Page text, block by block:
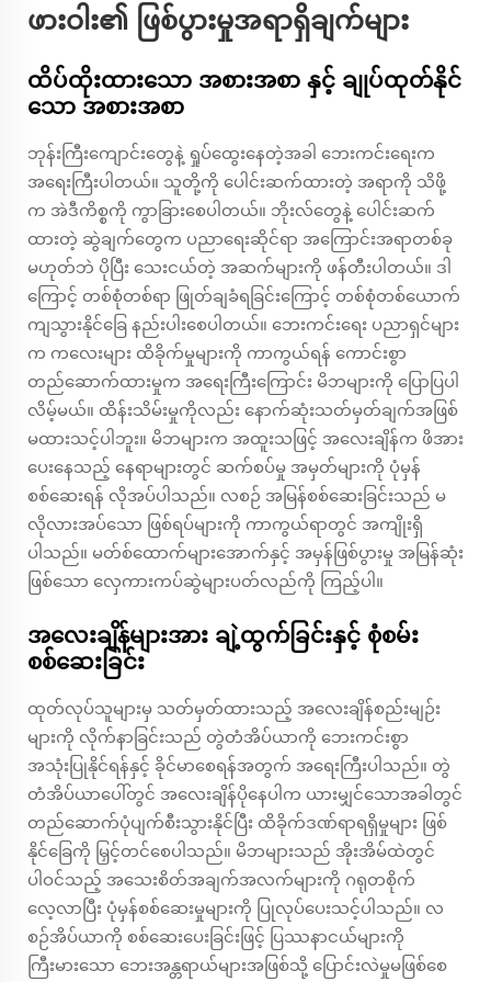
ဖားဝါး၏ ဖြစ်ပွားမှုအရာရှိချက်များ
ထိပ်ထိုးထားသော အစားအစာ နှင့် ချုပ်ထုတ်နိုင်
သော အစားအစာ
ဘုန်းကြီးကျောင်းတွေနဲ့ ရှုပ်ထွေးနေတဲ့အခါ ဘေးကင်းရေးက
အရေးကြီးပါတယ်။ သူတို့ကို ပေါင်းဆက်ထားတဲ့ အရာကို သိဖို့
က အဲဒီကိစ္စကို ကွာခြားစေပါတယ်။ ဘိုးလ်တွေနဲ့ ပေါင်းဆက်
ထားတဲ့ ဆွဲချက်တွေက ပညာရေးဆိုင်ရာ အကြောင်းအရာတစ်ခု
မဟုတ်ဘဲ ပိုပြီး သေးငယ်တဲ့ အဆက်များကို ဖန်တီးပါတယ်။ ဒါ
ကြောင့် တစ်စုံတစ်ရာ ဖြုတ်ချခံရခြင်းကြောင့် တစ်စုံတစ်ယောက်
ကျသွားနိုင်ခြေ နည်းပါးစေပါတယ်။ ဘေးကင်းရေး ပညာရှင်များ
က ကလေးများ ထိခိုက်မှုများကို ကာကွယ်ရန် ကောင်းစွာ
တည်ဆောက်ထားမှုက အရေးကြီးကြောင်း မိဘများကို ပြောပြပါ
လိမ့်မယ်။ ထိန်းသိမ်းမှုကိုလည်း နောက်ဆုံးသတ်မှတ်ချက်အဖြစ်
မထားသင့်ပါဘူး။ မိဘများက အထူးသဖြင့် အလေးချိန်က ဖိအား
ပေးနေသည့် နေရာများတွင် ဆက်စပ်မှု အမှတ်များကို ပုံမှန်
စစ်ဆေးရန် လိုအပ်ပါသည်။ လစဉ် အမြန်စစ်ဆေးခြင်းသည် မ
လိုလားအပ်သော ဖြစ်ရပ်များကို ကာကွယ်ရာတွင် အကျိုးရှိ
ပါသည်။ မတ်စ်ထောက်များအောက်နှင့် အမှန်ဖြစ်ပွားမှု အမြန်ဆုံး
ဖြစ်သော လှေကားကပ်ဆွဲများပတ်လည်ကို ကြည့်ပါ။
အလေးချိန်များအား ချဲ့ထွက်ခြင်းနှင့် စုံစမ်း
စစ်ဆေးခြင်း
ထုတ်လုပ်သူများမှ သတ်မှတ်ထားသည့် အလေးချိန်စည်းမျဉ်း
များကို လိုက်နာခြင်းသည် တွဲတံအိပ်ယာကို ဘေးကင်းစွာ
အသုံးပြုနိုင်ရန်နှင့် ခိုင်မာစေရန်အတွက် အရေးကြီးပါသည်။ တွဲ
တံအိပ်ယာပေါ်တွင် အလေးချိန်ပိုနေပါက ယားမျှင်သောအခါတွင်
တည်ဆောက်ပုံပျက်စီးသွားနိုင်ပြီး ထိခိုက်ဒဏ်ရာရရှိမှုများ ဖြစ်
နိုင်ခြေကို မြှင့်တင်စေပါသည်။ မိဘများသည် အိုးအိမ်ထဲတွင်
ပါဝင်သည့် အသေးစိတ်အချက်အလက်များကို ဂရုတစိုက်
လေ့လာပြီး ပုံမှန်စစ်ဆေးမှုများကို ပြုလုပ်ပေးသင့်ပါသည်။ လ
စဉ်အိပ်ယာကို စစ်ဆေးပေးခြင်းဖြင့် ပြဿနာငယ်များကို
ကြီးမားသော ဘေးအန္တရာယ်များအဖြစ်သို့ ပြောင်းလဲမှုမဖြစ်စေ